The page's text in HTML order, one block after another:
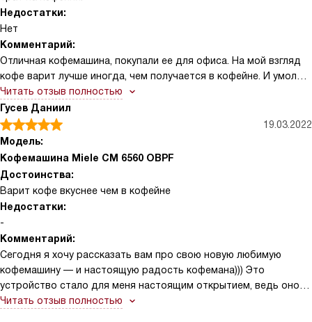
Недостатки:
Нет
Комментарий:
Отличная кофемашина, покупали ее для офиса. На мой взгляд
кофе варит лучше иногда, чем получается в кофейне. И умолчу
про то, сколько благодаря этому было сэкономлено в итоге
всем коллективом денег!
У нас с прошлого года зрела идея наконец обзавестись
кофемашиной для кухни, но учитывая то, что народа у нас
достаточно, а значит и работать машина будет у нас много и
версии, не особенно вдохновляли. Поэтому решили, что стоит
присмотреться к более дорогим вариантам.
В итоге решили, что выбор у нас остановится на этой модели.
порции. Ведь никому не хочется стоять, а значить и создавать
очередь к кофеварке. Особенно, когда хочется быстро выпить
кофе с утра и приступить к задачам.
А тут получаем сразу и отличную качественную кофемашину,
надежную к тому же, и возможность освежить дозой кофеина
Читать отзыв полностью
Гусев Даниил
19.03.2022
Модель:
Кофемашина Miele CM 6560 OBPF
Достоинства:
Варит кофе вкуснее чем в кофейне
Недостатки:
-
Комментарий:
Сегодня я хочу рассказать вам про свою новую любимую
кофемашину — и настоящую радость кофемана))) Это
устройство стало для меня настоящим открытием, ведь оно
позволяет готовить самые разные напитки прямо у себя дома.
Читать отзыв полностью